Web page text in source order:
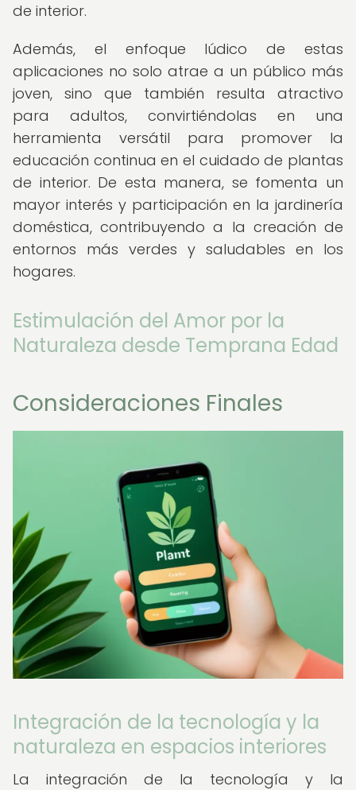
de interior.
Además, el enfoque lúdico de estas
aplicaciones no solo atrae a un público más
joven, sino que también resulta atractivo
para adultos, convirtiéndolas en una
herramienta versátil para promover la
educación continua en el cuidado de plantas
de interior. De esta manera, se fomenta un
mayor interés y participación en la jardinería
doméstica, contribuyendo a la creación de
entornos más verdes y saludables en los
hogares.
Estimulación del Amor por la
Naturaleza desde Temprana Edad
Consideraciones Finales
Integración de la tecnología y la
naturaleza en espacios interiores
La integración de la tecnología y la